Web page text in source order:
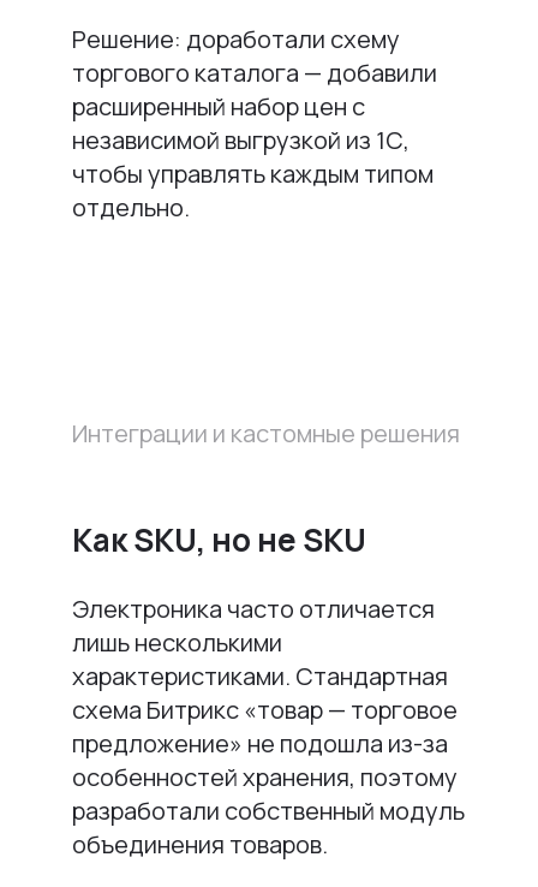
Решение: доработали схему
торгового каталога — добавили
расширенный набор цен с
независимой выгрузкой из 1С,
чтобы управлять каждым типом
отдельно.
Интеграции и кастомные решения
Как SKU, но не SKU
Электроника часто отличается
лишь несколькими
характеристиками. Стандартная
схема Битрикс «товар — торговое
предложение» не подошла из-за
особенностей хранения, поэтому
разработали собственный модуль
объединения товаров.